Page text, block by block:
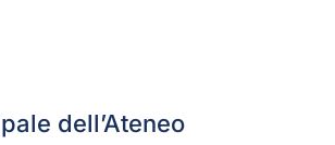
dell’Ateneo